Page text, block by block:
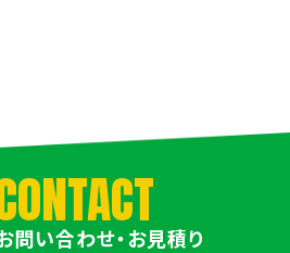
問い合わせ・お見積り